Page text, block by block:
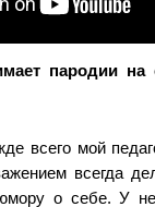
пародии
всего мой
всегда
о себе. У